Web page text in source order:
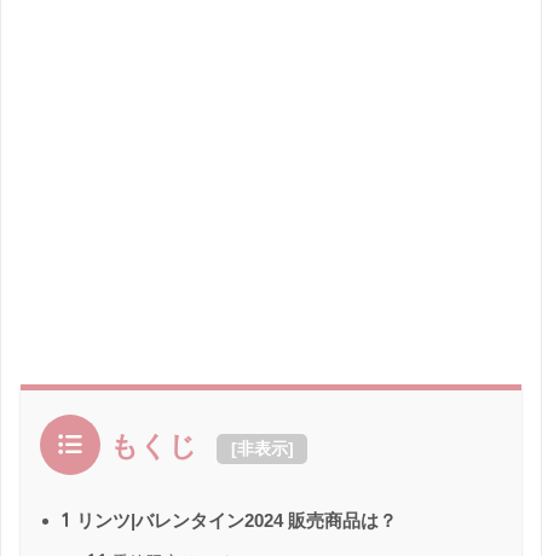
もくじ [非表示]
1 リンツ|バレンタイン2024 販売商品は？